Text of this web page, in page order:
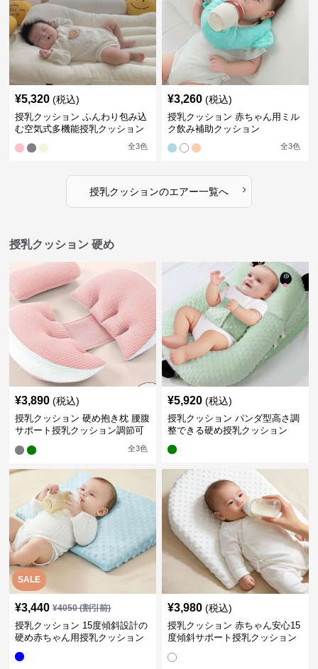
¥5,320 (税込)
授乳クッション ふんわり包み込
む空気式多機能授乳クッション
全3色
¥3,260 (税込)
授乳クッション 赤ちゃん用ミル
ク飲み補助クッション
全3色
授乳クッションのエアー一覧へ ›
授乳クッション 硬め
¥3,890 (税込)
授乳クッション 硬め抱き枕 腰腹
サポート授乳クッション調節可
全3色
¥5,920 (税込)
授乳クッション パンダ型高さ調
整できる硬め授乳クッション
SALE
¥3,440 ¥4050(割引前)
授乳クッション 15度傾斜設計の
硬め赤ちゃん用授乳クッション
¥3,980 (税込)
授乳クッション 赤ちゃん安心15
度傾斜サポート授乳クッション